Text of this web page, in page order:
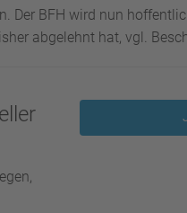
Der BFH wird nun
abgelehnt hat, vgl.